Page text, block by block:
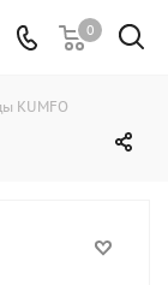
0
KUMFO